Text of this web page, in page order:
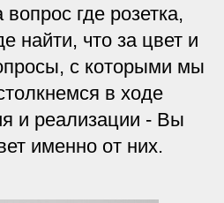
где розетка,
найти, что за цвет и
с которыми мы
в ходе
и реализации - Вы
именно от них.